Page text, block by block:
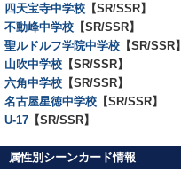
四天宝寺中学校 【SR/SSR】
不動峰中学校 【SR/SSR】
聖ルドルフ学院中学校 【SR/SSR】
山吹中学校 【SR/SSR】
六角中学校 【SR/SSR】
名古屋星徳中学校 【SR/SSR】
U-17 【SR/SSR】
属性別シーンカード情報